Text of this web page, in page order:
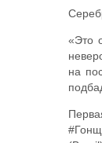
«Это
на